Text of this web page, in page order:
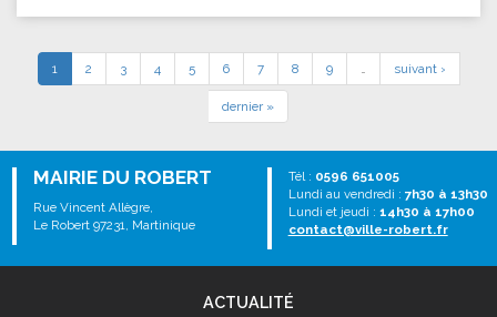
1 2 3 4 5 6 7 8 9 … suivant ›
dernier »
MAIRIE DU ROBERT
Rue Vincent Allègre,
Le Robert 97231, Martinique
Tél : 0596 651005
Lundi au vendredi : 7h30 à 13h30
Lundi et jeudi : 14h30 à 17h00
contact@ville-robert.fr
ACTUALITÉ